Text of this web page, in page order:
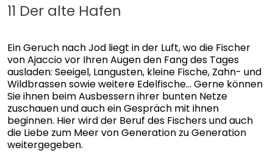
11 Der alte Hafen
Ein Geruch nach Jod liegt in der Luft, wo die Fischer
von Ajaccio vor Ihren Augen den Fang des Tages
ausladen: Seeigel, Langusten, kleine Fische, Zahn- und
Wildbrassen sowie weitere Edelfische… Gerne können
Sie ihnen beim Ausbessern ihrer bunten Netze
zuschauen und auch ein Gespräch mit ihnen
beginnen. Hier wird der Beruf des Fischers und auch
die Liebe zum Meer von Generation zu Generation
weitergegeben.